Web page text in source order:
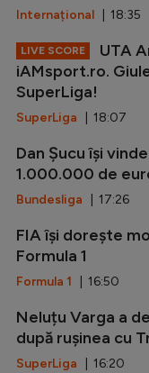
Internațional | 18:35
LIVE SCORE
UTA
iAMsport.ro.
SuperLiga!
SuperLiga | 18:07
Dan Șucu își
1.000.000 de
Bundesliga | 17:26
FIA își dorește
Formula 1
Formula 1 | 16:50
Neluțu Varga a
după rușinea cu
SuperLiga | 16:20